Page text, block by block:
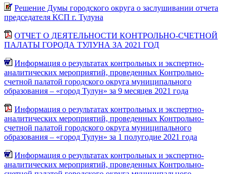
Решение Думы городского округа о заслушивании отчета
председателя КСП г. Тулуна
ОТЧЕТ О ДЕЯТЕЛЬНОСТИ КОНТРОЛЬНО-СЧЕТНОЙ
ПАЛАТЫ ГОРОДА ТУЛУНА ЗА 2021 ГОД
Информация о результатах контрольных и экспертно-
аналитических мероприятий, проведенных Контрольно-
счетной палатой городского округа муниципального
образования – «город Тулун» за 9 месяцев 2021 года
Информация о результатах контрольных и экспертно-
аналитических мероприятий, проведенных Контрольно-
счетной палатой городского округа муниципального
образования – «город Тулун» за 1 полугодие 2021 года
Информация о результатах контрольных и экспертно-
аналитических мероприятий, проведенных Контрольно-